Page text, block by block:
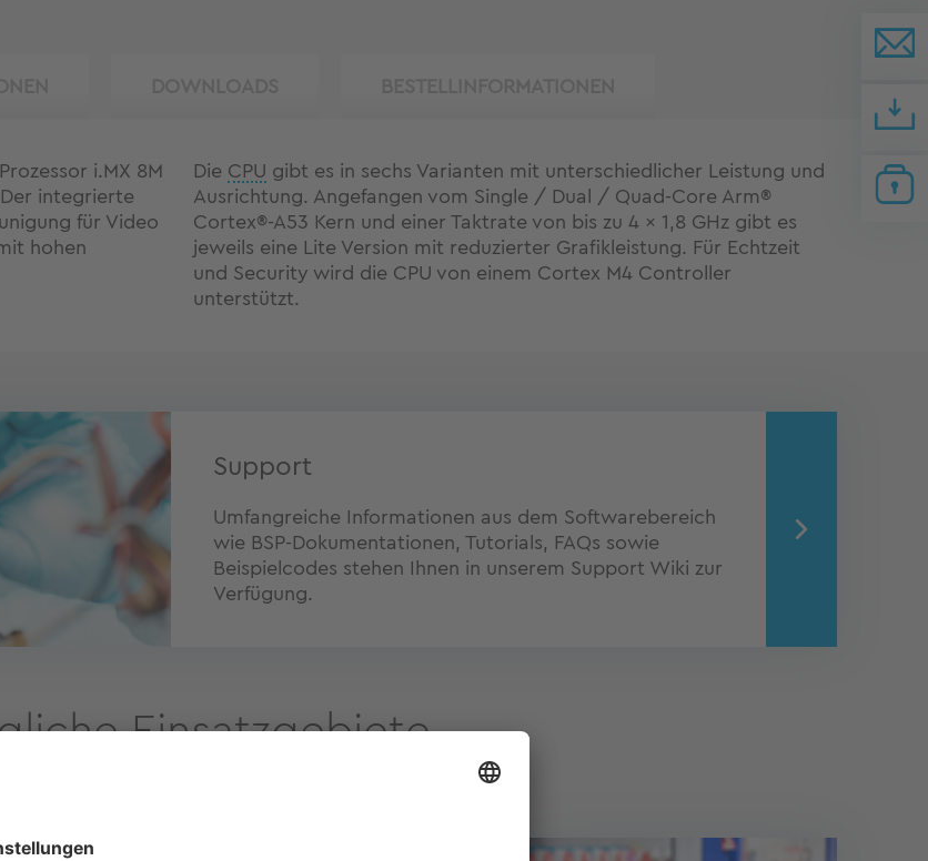
i.MX 8M
integrierte
für Video
hohen
Die CPU gibt es in sechs Varianten mit unterschiedlicher Leistung und
Ausrichtung. Angefangen vom Single / Dual / Quad-Core Arm®
Cortex®-A53 Kern und einer Taktrate von bis zu 4 x 1,8 GHz gibt es
jeweils eine Lite Version mit reduzierter Grafikleistung. Für Echtzeit
und Security wird die CPU von einem Cortex M4 Controller
unterstützt.
Support
Umfangreiche Informationen aus dem Softwarebereich
wie BSP-Dokumentationen, Tutorials, FAQs sowie
Beispielcodes stehen Ihnen in unserem Support Wiki zur
Verfügung.
Einsatzgebiete